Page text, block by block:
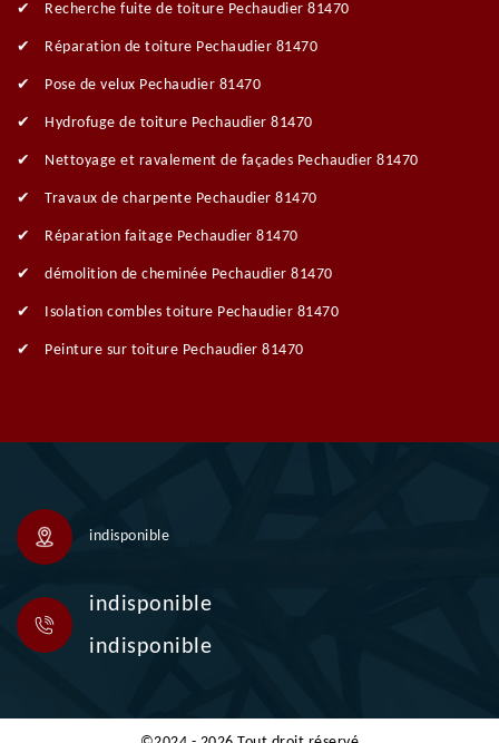
Recherche fuite de toiture Pechaudier 81470
Réparation de toiture Pechaudier 81470
Pose de velux Pechaudier 81470
Hydrofuge de toiture Pechaudier 81470
Nettoyage et ravalement de façades Pechaudier 81470
Travaux de charpente Pechaudier 81470
Réparation faitage Pechaudier 81470
démolition de cheminée Pechaudier 81470
Isolation combles toiture Pechaudier 81470
Peinture sur toiture Pechaudier 81470
indisponible
indisponible
indisponible